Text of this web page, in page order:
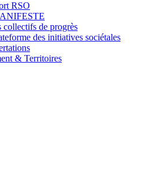
RSO
collectifs de progrès
des initiatives sociétales
& Territoires